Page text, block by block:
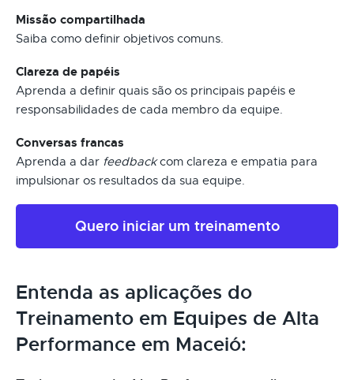
Missão compartilhada
Saiba como definir objetivos comuns.
Clareza de papéis
Aprenda a definir quais são os principais papéis e
responsabilidades de cada membro da equipe.
Conversas francas
Aprenda a dar feedbackcom clareza e empatia para
impulsionar os resultados da sua equipe.
Quero iniciar um treinamento
Entenda as aplicações do
Treinamento em Equipes de Alta
Performance em Maceió: